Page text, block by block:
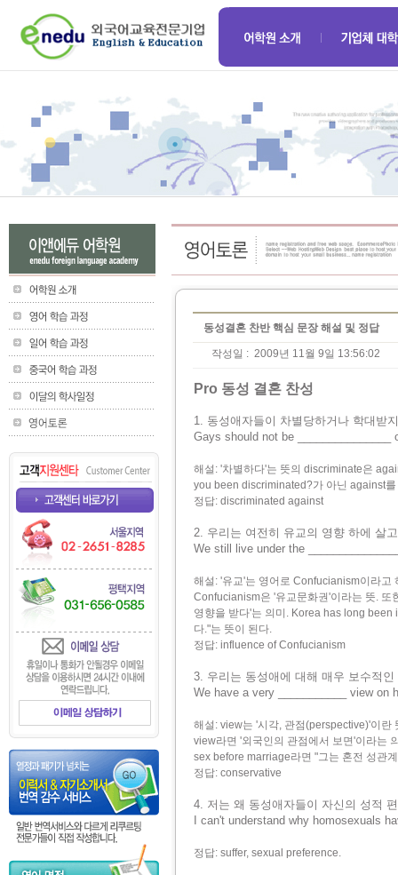
동성결혼 찬반 핵심 문장 해설 및 정답
작성일 : 2009년 11월 9일 13:56:02
Pro 동성 결혼 찬성
1. 동성애자들이 차별당하거나 학대받
Gays should not be _______________
해설: '차별하다'는 뜻의 discriminate은
you been discriminated?가 아닌 against
정답: discriminated against
2. 우리는 여전히 유교의 영향 하에 살
We still live under the
해설: '유교'는 영어로 Confucianism이라
Confucianism은 '유교문화권'이라는 뜻.
영향을 받다'는 의미. Korea has long
다."는 뜻이 된다.
정답: influence of Confucianism
3. 우리는 동성애에 대해 매우 보수적
We have a very ___________ view on
해설: view는 '시각, 관점(perspective)'이란
view라면 '외국인의 관점에서 보면'이라는
sex before marriage라면 "그는 혼전 성관
정답: conservative
4. 저는 왜 동성애자들이 자신의 성적
I can't understand why homosexuals
정답: suffer, sexual preference.